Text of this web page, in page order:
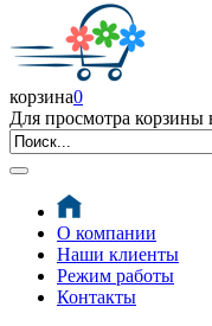
корзина0
Для просмотра корзины
О компании
Наши клиенты
Режим работы
Контакты